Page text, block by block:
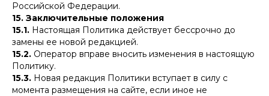
Российской Федерации.
15. Заключительные положения
15.1. Настоящая Политика действует бессрочно до
замены ее новой редакцией.
15.2. Оператор вправе вносить изменения в настоящую
Политику.
15.3. Новая редакция Политики вступает в силу с
момента размещения на сайте, если иное не